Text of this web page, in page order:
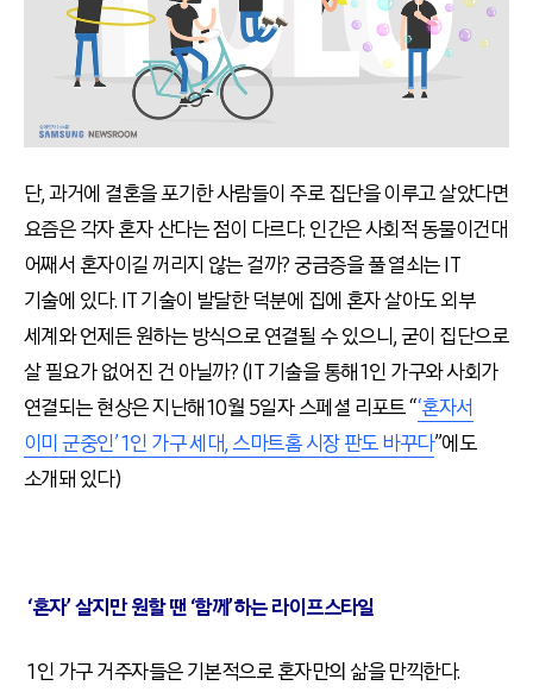
단, 과거에 결혼을 포기한 사람들이 주로 집단을 이루고 살았다면
요즘은 각자 혼자 산다는 점이 다르다. 인간은 사회적 동물이건대
어째서 혼자이길 꺼리지 않는 걸까? 궁금증을 풀 열쇠는 IT
기술에 있다. IT 기술이 발달한 덕분에 집에 혼자 살아도 외부
세계와 언제든 원하는 방식으로 연결될 수 있으니, 굳이 집단으로
살 필요가 없어진 건 아닐까? (IT 기술을 통해 1인 가구와 사회가
연결되는 현상은 지난해 10월 5일자 스페셜 리포트 “‘혼자서
이미 군중인’ 1인 가구 세대, 스마트홈 시장 판도 바꾸다”에도
소개돼 있다)
‘혼자’ 살지만 원할 땐 ‘함께’하는 라이프스타일
1인 가구 거주자들은 기본적으로 혼자만의 삶을 만끽한다.